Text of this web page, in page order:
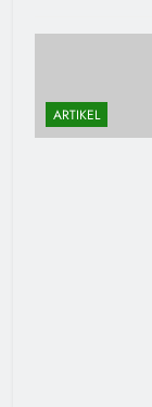
ARTIKEL